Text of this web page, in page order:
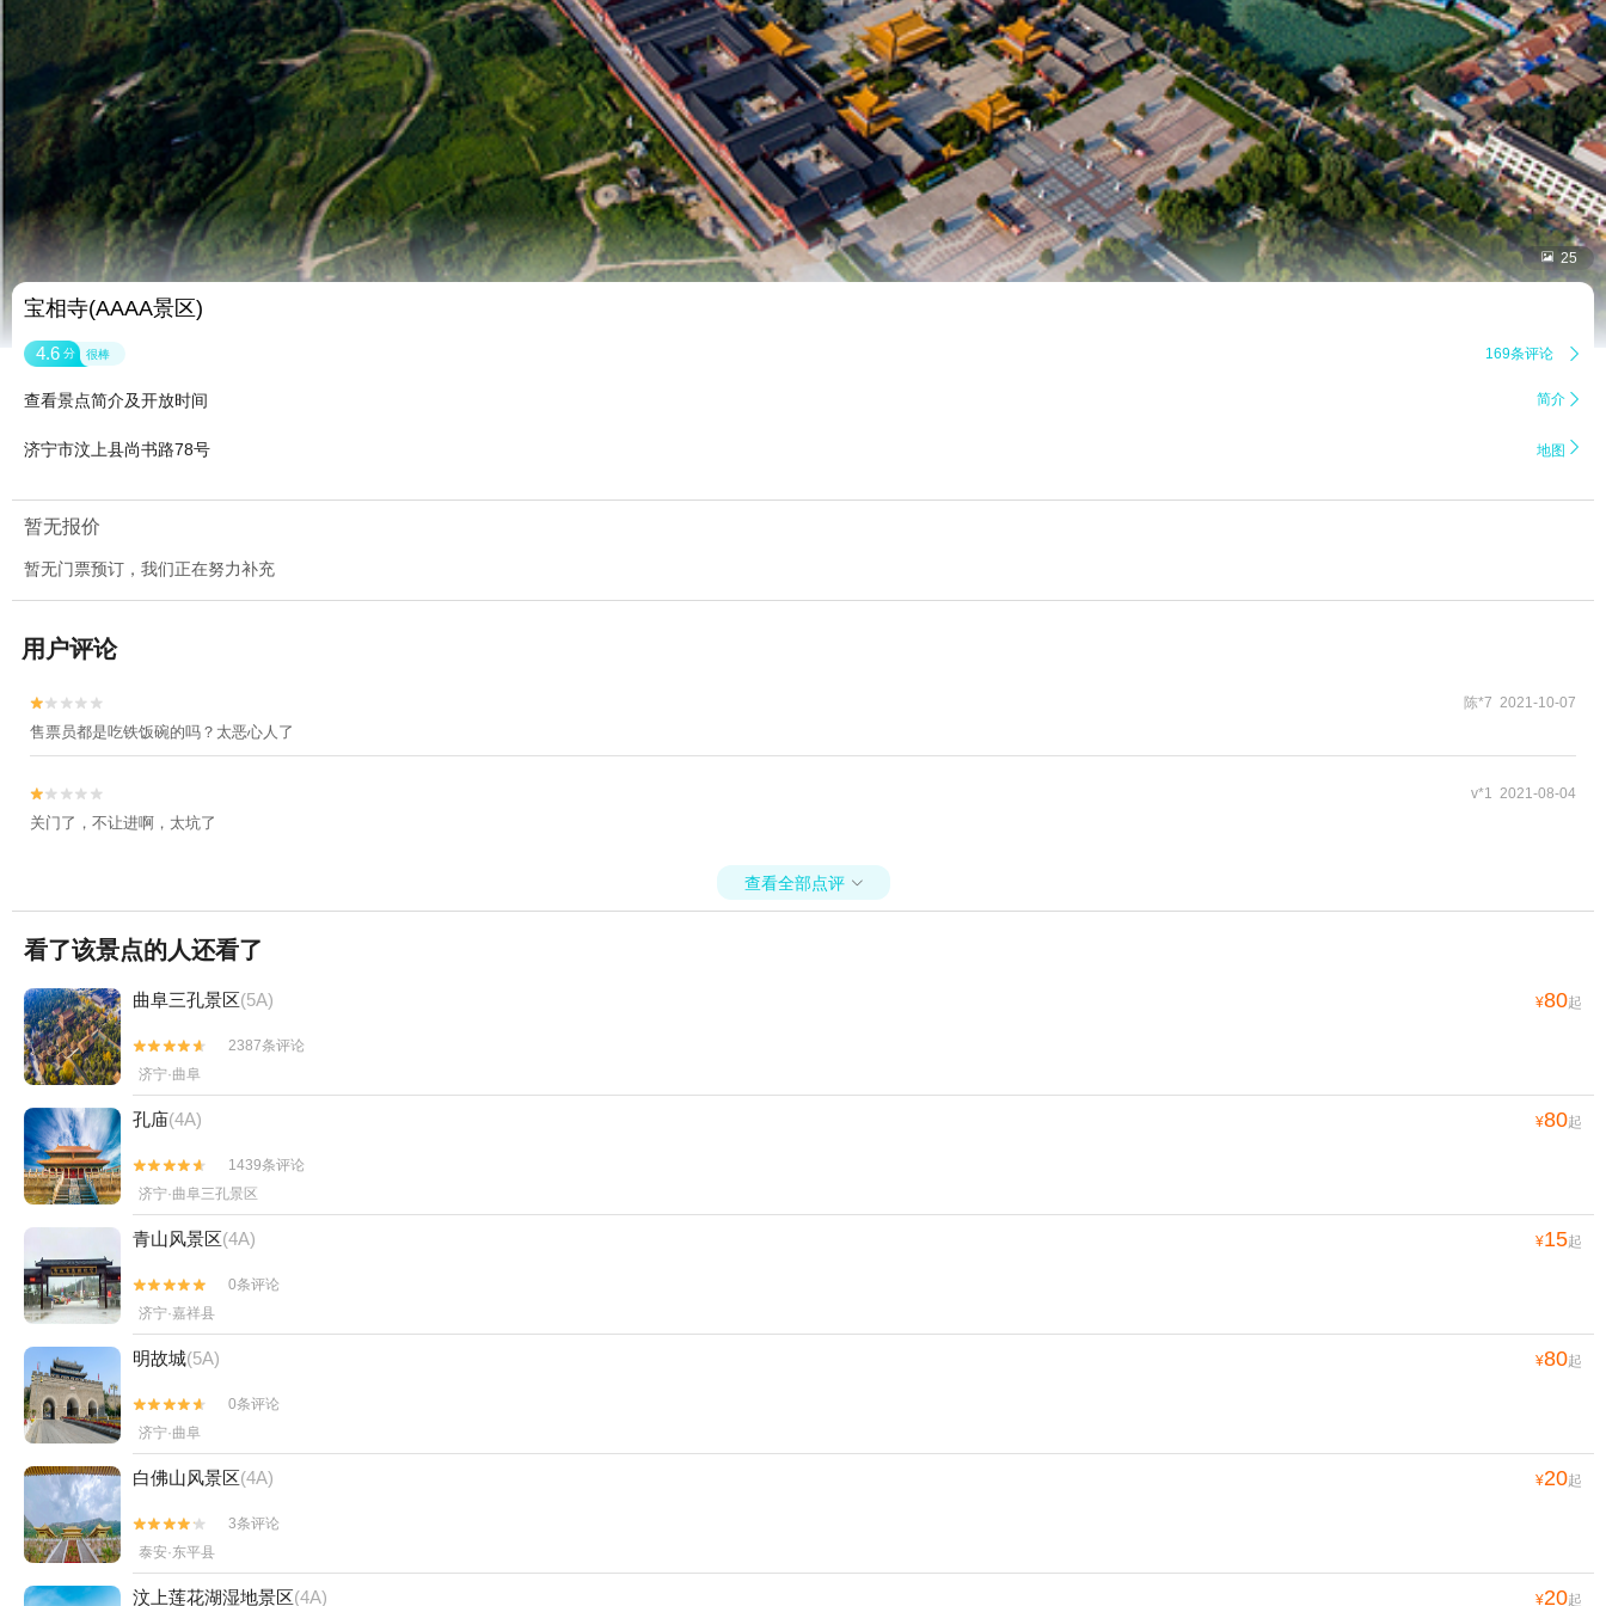
 25
宝相寺(AAAA景区)
4.6 分 很棒 169条评论 
查看景点简介及开放时间 简介 
济宁市汶上县尚书路78号 地图 
暂无报价
暂无门票预订，我们正在努力补充
用户评论

 陈*7 2021-10-07
售票员都是吃铁饭碗的吗？太恶心人了

 v*1 2021-08-04
关门了，不让进啊，太坑了
查看全部点评 
看了该景点的人还看了
曲阜三孔景区(5A) ¥80起


2387条评论
济宁·曲阜
孔庙(4A) ¥80起


1439条评论
济宁·曲阜三孔景区
青山风景区(4A) ¥15起


0条评论
济宁·嘉祥县
明故城(5A) ¥80起


0条评论
济宁·曲阜
白佛山风景区(4A) ¥20起


3条评论
泰安·东平县
汶上莲花湖湿地景区(4A) ¥20起